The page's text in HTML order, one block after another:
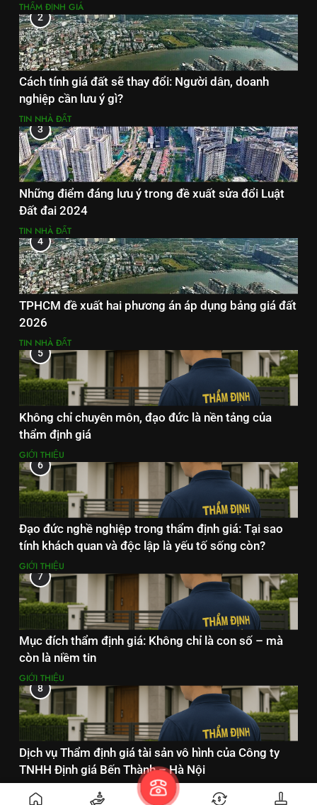
THẨM ĐỊNH GIÁ
2
Cách tính giá đất sẽ thay đổi: Người dân, doanh
nghiệp cần lưu ý gì?
TIN NHÀ ĐẤT
3
Những điểm đáng lưu ý trong đề xuất sửa đổi Luật
Đất đai 2024
TIN NHÀ ĐẤT
4
TPHCM đề xuất hai phương án áp dụng bảng giá đất
2026
TIN NHÀ ĐẤT
5
Không chỉ chuyên môn, đạo đức là nền tảng của
thẩm định giá
GIỚI THIỆU
6
Đạo đức nghề nghiệp trong thẩm định giá: Tại sao
tính khách quan và độc lập là yếu tố sống còn?
GIỚI THIỆU
7
Mục đích thẩm định giá: Không chỉ là con số – mà
còn là niềm tin
GIỚI THIỆU
8
Dịch vụ Thẩm định giá tài sản vô hình của Công ty
TNHH Định giá Bến Thành – Hà Nội
DỊCH VỤ THẨM ĐỊNH GIÁ